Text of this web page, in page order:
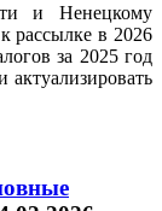
и Ненецкому
рассылке в 2026
за 2025 год